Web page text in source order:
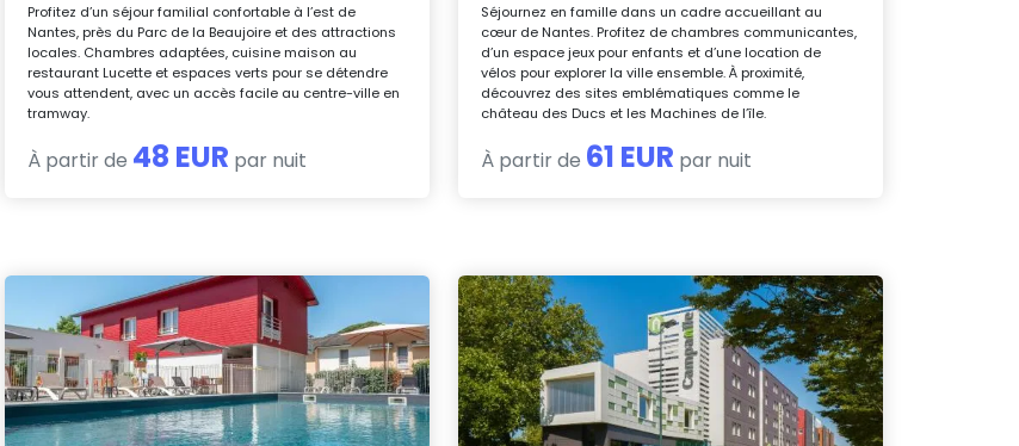
Profitez d’un séjour familial confortable à l’est de
Nantes, près du Parc de la Beaujoire et des attractions
locales. Chambres adaptées, cuisine maison au
restaurant Lucette et espaces verts pour se détendre
vous attendent, avec un accès facile au centre-ville en
tramway.
À partir de 48 EUR par nuit
Séjournez en famille dans un cadre accueillant au
cœur de Nantes. Profitez de chambres communicantes,
d’un espace jeux pour enfants et d’une location de
vélos pour explorer la ville ensemble. À proximité,
découvrez des sites emblématiques comme le
château des Ducs et les Machines de l’île.
À partir de 61 EUR par nuit